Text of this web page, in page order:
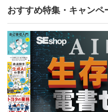
おすすめ特集・キャンペ